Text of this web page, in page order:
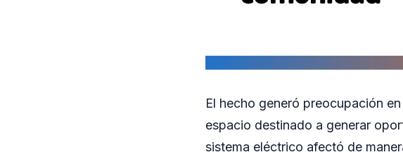
El hecho generó preocupación
espacio destinado a generar
sistema eléctrico afectó de